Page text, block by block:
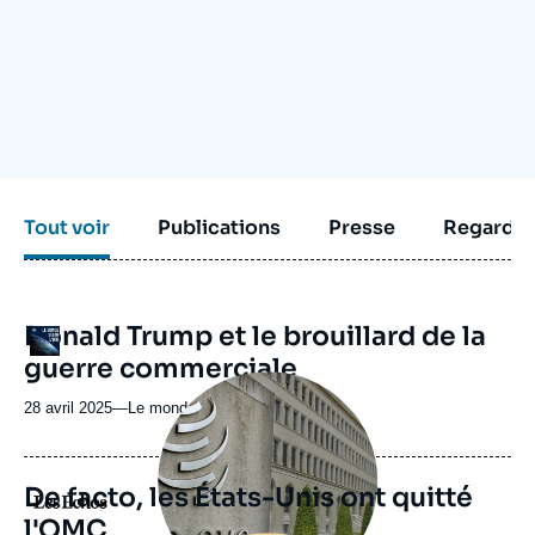
Tout voir Publications Presse
Logo
URL
de
Spotify
Donald Trump et le brouillard de la
guerre commerciale
28 avril 2025—Nom
journal,
revue
ou
émission
Le monde selon l'Ifri
Logo
Image
principale
médiatique
De facto, les États-Unis ont quitté